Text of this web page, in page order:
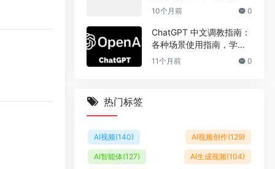
04页，附PDF下载地址）
10个月前 0
ChatGPT 中文调教指南：
各种场景使用指南，学习
怎么让它听你的话。
11个月前 0
热门标签
AI视频(140) AI视频创作(129)
AI智能体(127) AI生成视频(104)